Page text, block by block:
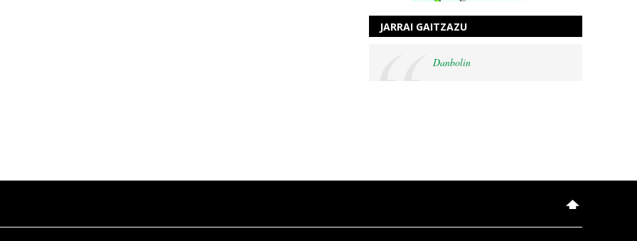
JARRAI GAITZAZU
Danbolin